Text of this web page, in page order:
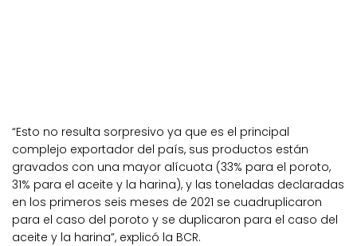
“Esto no resulta sorpresivo ya que es el principal
complejo exportador del país, sus productos están
gravados con una mayor alícuota (33% para el poroto,
31% para el aceite y la harina), y las toneladas declaradas
en los primeros seis meses de 2021 se cuadruplicaron
para el caso del poroto y se duplicaron para el caso del
aceite y la harina”, explicó la BCR.